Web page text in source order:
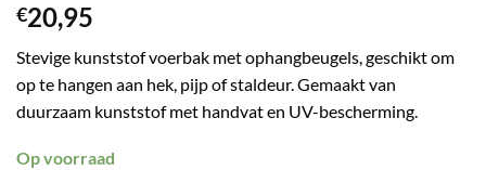
€20,95
Stevige kunststof voerbak met ophangbeugels, geschikt om
op te hangen aan hek, pijp of staldeur. Gemaakt van
duurzaam kunststof met handvat en UV-bescherming.
Op voorraad